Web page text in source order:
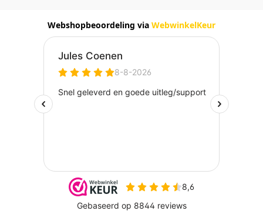
Webshopbeoordeling via WebwinkelKeur